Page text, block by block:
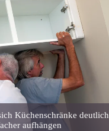
Küchenschränke deutlich
aufhängen